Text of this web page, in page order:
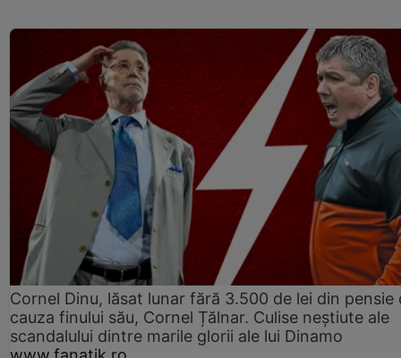
Cornel Dinu, lăsat lunar fără 3.500 de lei din pensie
cauza finului său, Cornel Țălnar. Culise neștiute ale
scandalului dintre marile glorii ale lui Dinamo